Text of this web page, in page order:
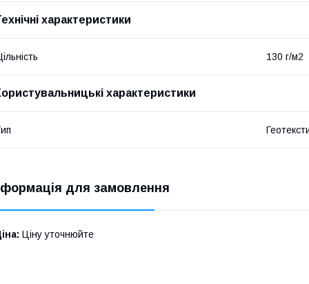
характеристики
130 г/м2
характеристики
для замовлення
Ціну уточнюйте